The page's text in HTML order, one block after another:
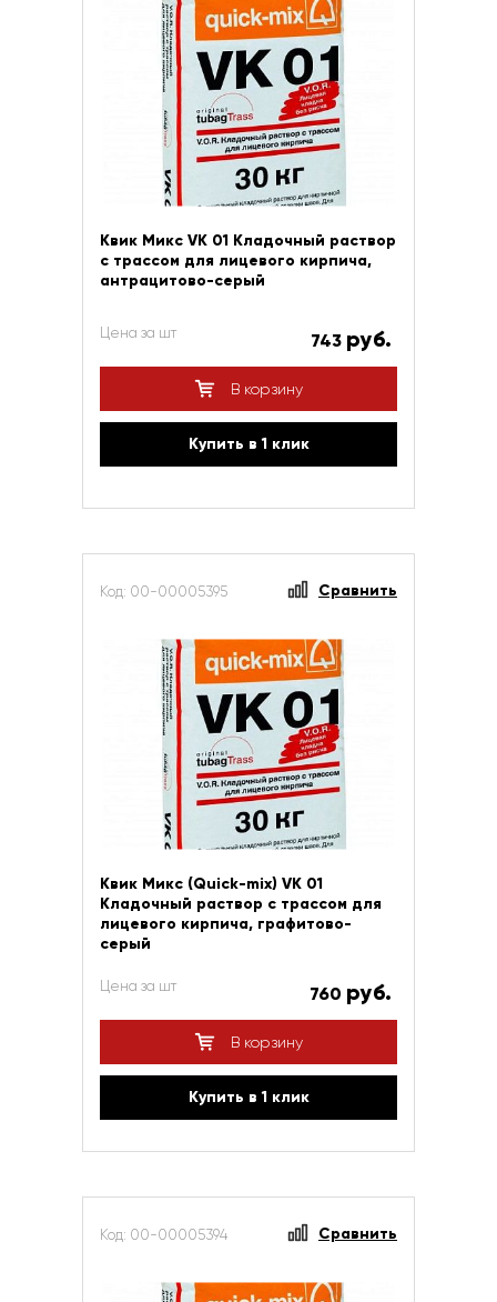
Квик Микс VK 01 Кладочный раствор
с трассом для лицевого кирпича,
антрацитово-серый
Цена за шт 743 руб.
В корзину
Купить в 1 клик
Код: 00-00005395 Сравнить
Квик Микс (Quick-mix) VK 01
Кладочный раствор с трассом для
лицевого кирпича, графитово-
серый
Цена за шт 760 руб.
В корзину
Купить в 1 клик
Код: 00-00005394 Сравнить